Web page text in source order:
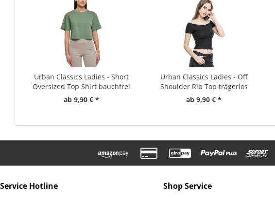
Urban Classics Ladies - Short
Oversized Top Shirt bauchfrei
ab 9,90 € *
Urban Classics Ladies - Off
Shoulder Rib Top trägerlos
ab 9,90 € *
Service Hotline Shop Service